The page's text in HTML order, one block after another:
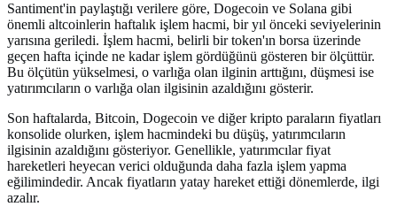
Santiment'in paylaştığı verilere göre, Dogecoin ve Solana gibi
önemli altcoinlerin haftalık işlem hacmi, bir yıl önceki seviyelerinin
yarısına geriledi. İşlem hacmi, belirli bir token'ın borsa üzerinde
geçen hafta içinde ne kadar işlem gördüğünü gösteren bir ölçüttür.
Bu ölçütün yükselmesi, o varlığa olan ilginin arttığını, düşmesi ise
yatırımcıların o varlığa olan ilgisinin azaldığını gösterir.
Son haftalarda, Bitcoin, Dogecoin ve diğer kripto paraların fiyatları
konsolide olurken, işlem hacmindeki bu düşüş, yatırımcıların
ilgisinin azaldığını gösteriyor. Genellikle, yatırımcılar fiyat
hareketleri heyecan verici olduğunda daha fazla işlem yapma
eğilimindedir. Ancak fiyatların yatay hareket ettiği dönemlerde, ilgi
azalır.